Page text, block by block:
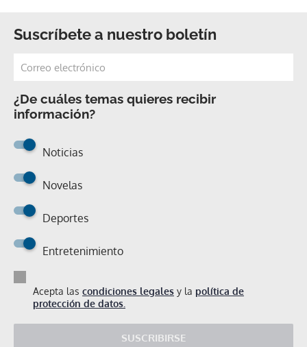
Suscríbete a nuestro boletín
¿De cuáles temas quieres recibir
información?
Noticias
Novelas
Deportes
Entretenimiento
Acepta las condiciones legales y la política de
protección de datos.
SUSCRIBIRSE